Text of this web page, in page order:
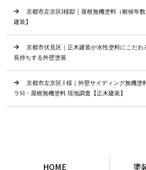
京都市左京区I様邸｜屋根無機塗料（耐候年
建装】
京都市伏見区｜正木建装が水性塗料にこだわ
長持ちする外壁塗装
京都市左京区 I 様｜外壁サイディング無機塗
ラSI・屋根無機塗料 現地調査【正木建装】
HOME 塗